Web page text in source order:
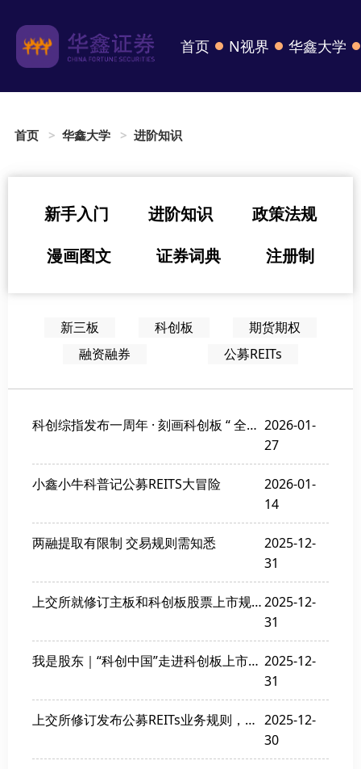
首页 N视界 华鑫大学
首页 华鑫大学 进阶知识
新手入门 进阶知识
政策法规
漫画图文
证券词典 注册制
新三板 科创板
期货期权
融资融券
公募REITs
科创综指发布一周年 · 刻画科创板 “ 全景图 ” 2026-01-
27
小鑫小牛科普记公募REITS大冒险
2026-01-
14
两融提取有限制 交易规则需知悉
2025-12-
31
上交所就修订主板和科创板股票上市规则及规范运作指引公开征求意见2025-12-
31
我是股东｜“科创中国”走进科创板上市公司清溢光电 2025-12-
31
上交所修订发布公募REITs业务规则，护航REITs市场高质量发展 2025-12-
30